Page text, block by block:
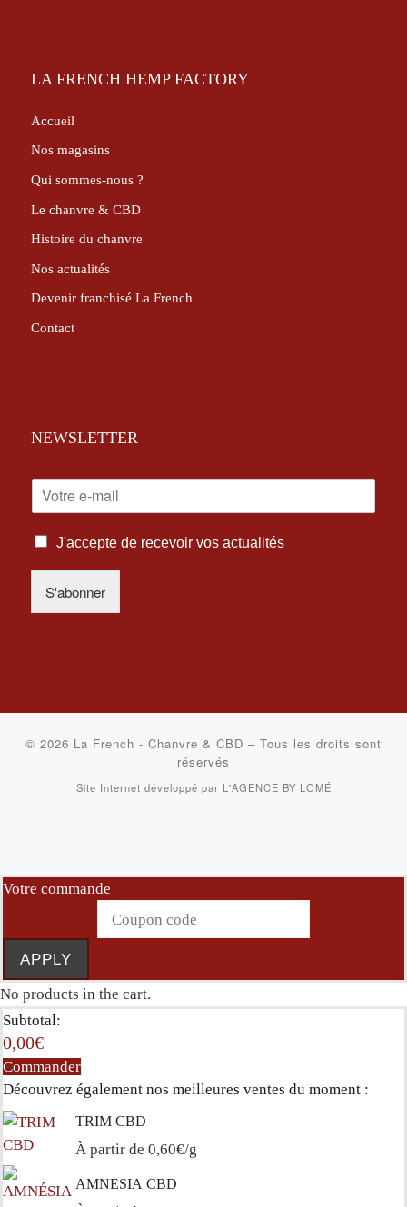
LA FRENCH HEMP FACTORY
Accueil
Nos magasins
Qui sommes-nous ?
Le chanvre & CBD
Histoire du chanvre
Nos actualités
Devenir franchisé La French
Contact
NEWSLETTER
A
I
F
R
S
*
J'accepte de recevoir vos actualités
S'abonner
© 2026 La French - Chanvre & CBD – Tous les droits sont
réservés
Site Internet développé par L'AGENCE BY LOMÉ
Votre commande
APPLY
No products in the cart.
Subtotal:
0,00€
Commander
Découvrez également nos meilleures ventes du moment :
TRIM CBD
À partir de 0,60€/g
AMNÉSIA CBD